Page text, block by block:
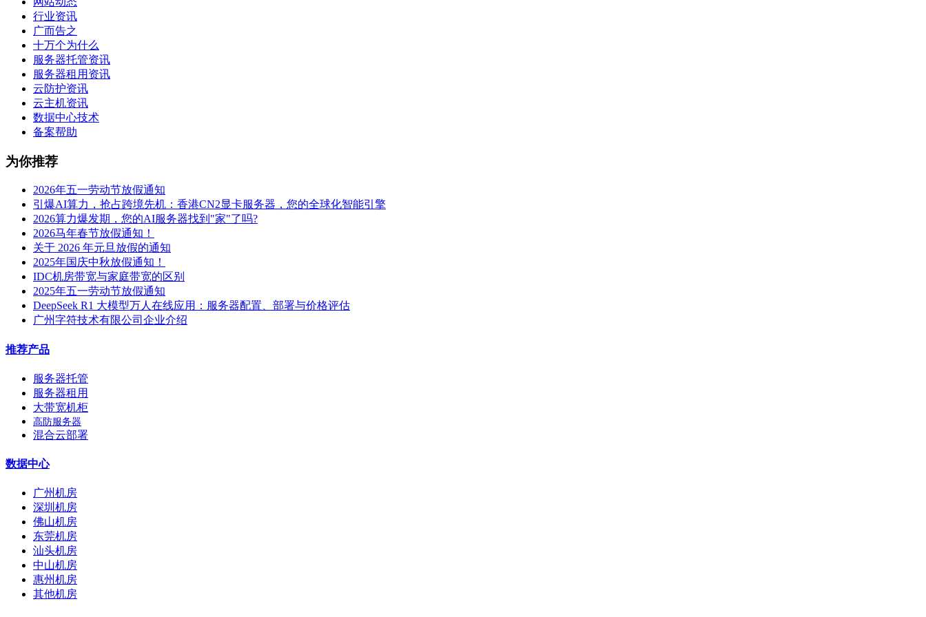
行业资讯
广而告之
十万个为什么
服务器托管资讯
服务器租用资讯
云防护资讯
云主机资讯
数据中心技术
备案帮助
为你推荐
2026年五一劳动节放假通知
引爆AI算力，抢占跨境先机：香港CN2显卡服务器，您的全球化智能引擎
2026算力爆发期，您的AI服务器找到"家"了吗?
2026马年春节放假通知！
关于 2026 年元旦放假的通知
2025年国庆中秋放假通知！
IDC机房带宽与家庭带宽的区别
2025年五一劳动节放假通知
DeepSeek R1 大模型万人在线应用：服务器配置、部署与价格评估
广州字符技术有限公司企业介绍
推荐产品
服务器托管
服务器租用
大带宽机柜
高防服务器
混合云部署
数据中心
广州机房
深圳机房
佛山机房
东莞机房
汕头机房
中山机房
惠州机房
其他机房